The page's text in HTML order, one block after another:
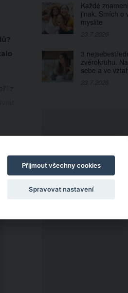
z
Každé
jinak. Smích o
myslíte
3
zvěrokruhu.
sebe a ve
Přijmout všechny cookies
Spravovat nastavení